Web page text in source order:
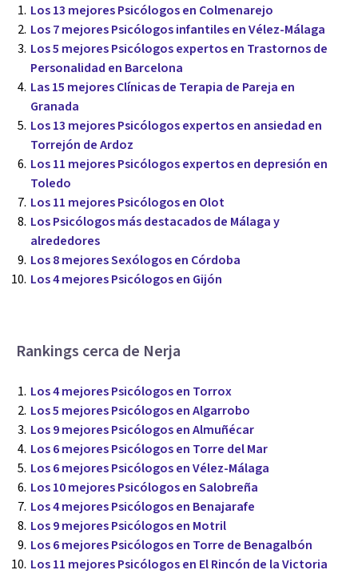
Los 13 mejores Psicólogos en Colmenarejo
Los 7 mejores Psicólogos infantiles en Vélez-Málaga
Los 5 mejores Psicólogos expertos en Trastornos de
Personalidad en Barcelona
Las 15 mejores Clínicas de Terapia de Pareja en
Granada
Los 13 mejores Psicólogos expertos en ansiedad en
Torrejón de Ardoz
Los 11 mejores Psicólogos expertos en depresión en
Toledo
Los 11 mejores Psicólogos en Olot
Los Psicólogos más destacados de Málaga y
alrededores
Los 8 mejores Sexólogos en Córdoba
Los 4 mejores Psicólogos en Gijón
Rankings cerca de Nerja
Los 4 mejores Psicólogos en Torrox
Los 5 mejores Psicólogos en Algarrobo
Los 9 mejores Psicólogos en Almuñécar
Los 6 mejores Psicólogos en Torre del Mar
Los 6 mejores Psicólogos en Vélez-Málaga
Los 10 mejores Psicólogos en Salobreña
Los 4 mejores Psicólogos en Benajarafe
Los 9 mejores Psicólogos en Motril
Los 6 mejores Psicólogos en Torre de Benagalbón
Los 11 mejores Psicólogos en El Rincón de la Victoria